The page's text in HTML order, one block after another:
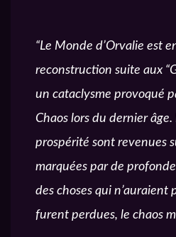
“Le Monde d’Orvalie est
reconstruction suite aux
un cataclysme provoqué
Chaos lors du dernier âge.
prospérité sont revenues
marquées par de
des choses qui n’auraient
furent perdues, le chaos